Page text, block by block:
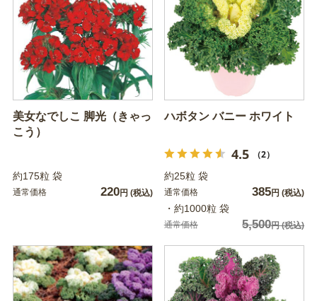
美女なでしこ 脚光（きゃっ
こう）
約175粒 袋
通常価格 220円 (税込)
ハボタン バニー ホワイト
4.5 （2）
約25粒 袋
通常価格 385円 (税込)
・約1000粒 袋
通常価格 5,500円(税込)